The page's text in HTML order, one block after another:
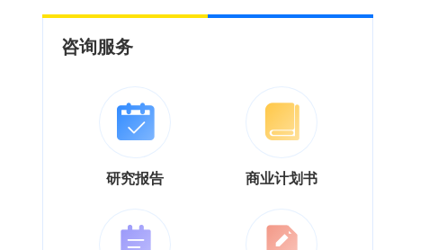
咨询服务
研究报告 商业计划书